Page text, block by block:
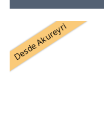
Desde Akureyri